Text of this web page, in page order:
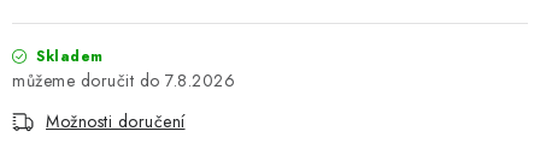
Skladem
7.8.2026
Možnosti doručení